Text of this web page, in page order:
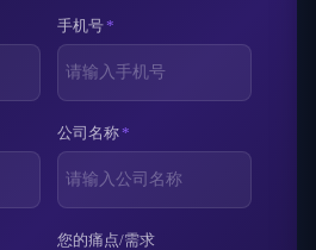
手机号*
公司名称*
您的痛点/需求